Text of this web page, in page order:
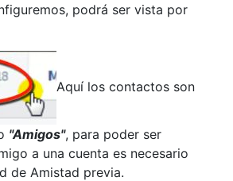
podrá ser vista por
Aquí los contactos son
"Amigos", para poder ser
a una cuenta es necesario
de Amistad previa.